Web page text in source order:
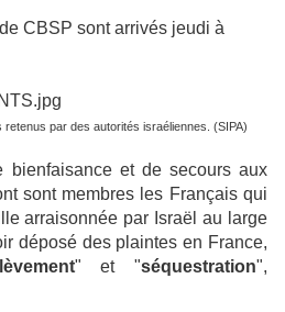
CBSP sont arrivés jeudi à
par des autorités israéliennes. (SIPA)
bienfaisance et de secours aux
sont membres les Français qui
arraisonnée par Israël au large
déposé des plaintes en France,
" et "séquestration",